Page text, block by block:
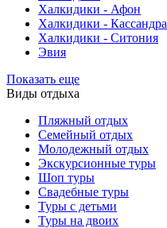
Халкидики - Афон
Халкидики - Кассандра
Халкидики - Ситония
Эвия
Показать еще
Виды отдыха
Пляжный отдых
Семейный отдых
Молодежный отдых
Экскурсионные туры
Шоп туры
Свадебные туры
Туры с детьми
Туры на двоих